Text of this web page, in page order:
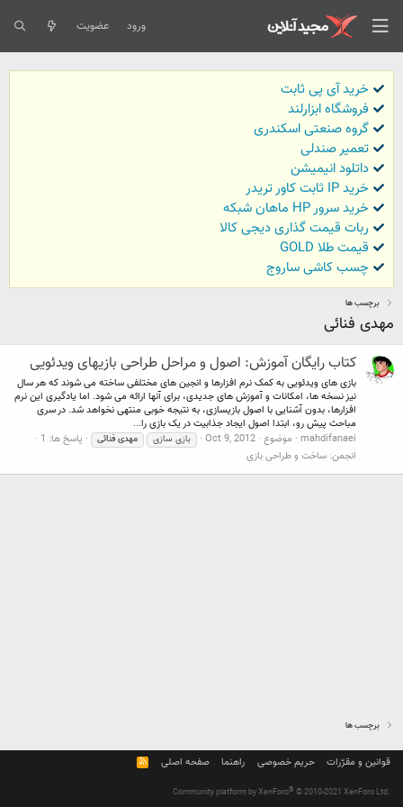
ورود عضویت
خرید آی پی ثابت
فروشگاه ابزارلند
گروه صنعتی اسکندری
تعمیر صندلی
داتلود انیمیشن
خرید IP ثابت کاور تریدر
خرید سرور HP ماهان شبکه
ربات قیمت گذاری دیجی کالا
قیمت طلا GOLD
چسب کاشی ساروج
برچسب ها
مهدی فنائی
کتاب رایگان آموزش: اصول و مراحل طراحی بازیهای ویدئویی
بازی های ویدئویی به کمک نرم افزارها و انجین های مختلفی ساخته می شوند که هر سال
نیز نسخه ها، امکانات و آموزش های جدیدی، برای آنها ارائه می شود. اما یادگیری این نرم
افزارها، بدون آشنایی با اصول بازیسازی، به نتیجه خوبی منتهی نخواهد شد. در سری
مباحث پیش رو، ابتدا اصول ایجاد جذابیت در یک بازی را...
mahdifanaei موضوع Oct 9, 2012 بازی سازی مهدی فنائی
پاسخ ها: 1
انجمن: ساخت و طراحی بازی
برچسب ها
قوانین و مقرّرات حریم خصوصی راهنما صفحه اصلی
R
S
Community platform by XenForo® © 2010-2021 XenForo Ltd.